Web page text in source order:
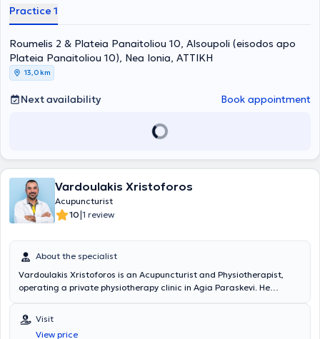
experience in managing pathological diseases and in the
the Educational Institute of Acupuncture of Greece and a founding
member of the Academy of Auricular Neuromodulation.
Practice 1
Roumelis 2 & Plateia Panaitoliou 10, Alsoupoli (eisodos apo
Plateia Panaitoliou 10), Nea Ionia, ΑΤΤΙΚΗ
13,0 km
Next availability Book appointment
Vardoulakis Xristoforos
Acupuncturist
10|1 review
About the specialist
Vardoulakis Xristoforos is an Acupuncturist and Physiotherapist,
operating a private physiotherapy clinic in Agia Paraskevi. He
Athens and holds a master's degree (MSc) in Sports Physiotherapy
from the Medical School of Novi Sad. He possesses extensive
Visit
View price